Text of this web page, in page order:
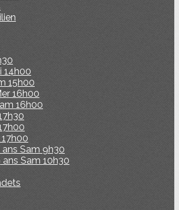
14h00
15h00
16h00
16h00
Sam 9h30
Sam 10h30